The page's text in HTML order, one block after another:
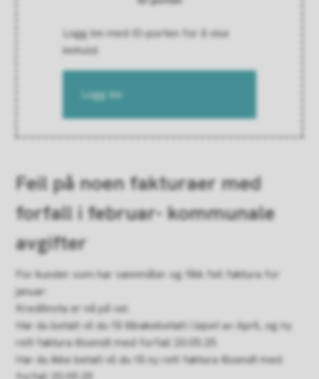
Logg inn med ID-porten for å vise
innhold
Logg inn
Feil på noen fakturaer med
forfall i februar- kommunale
avgifter
For kunder som har vannmåler og fikk feil faktura for
januar:
Kreditnota er nå på vei.
Har du betalt vil du få tilbakebetalt i løpet av April, og ny
rett faktura tilsendt med forfall 20.05.25.
Har du ikke betalt vil du få ny rett faktura tilsendt med